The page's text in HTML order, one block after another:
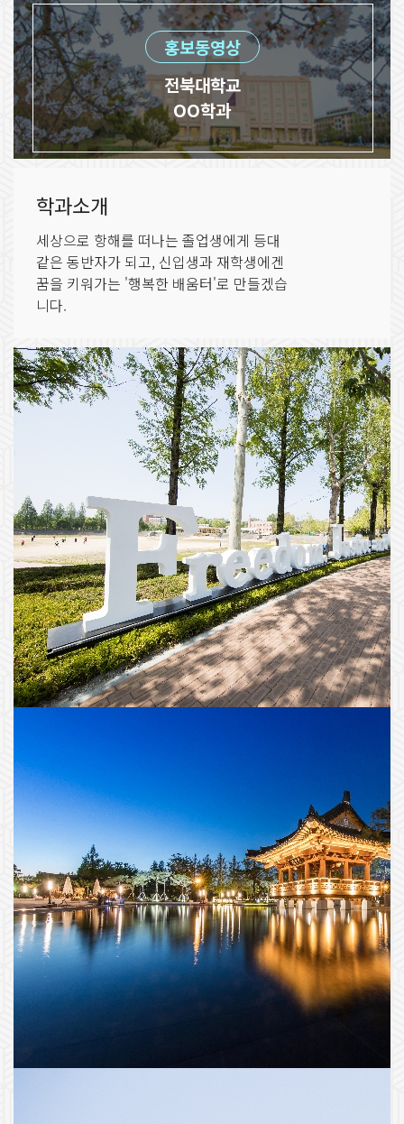
홍보동영상
전북대학교
OO학과
학과소개
세상으로 항해를 떠나는 졸업생에게 등대
같은 동반자가 되고, 신입생과 재학생에겐
꿈을 키워가는 '행복한 배움터'로 만들겠습
니다.